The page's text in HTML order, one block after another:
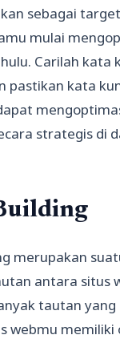
sebagai
mulai
Carilah kata
pastikan kata
strategis di
merupakan
antara situs
tautan
webmu